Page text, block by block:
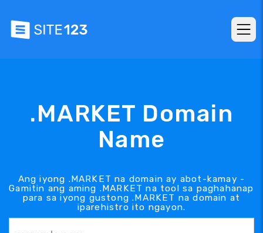
.MARKET Domain
Name
Ang iyong .MARKET na domain ay abot-kamay -
Gamitin ang aming .MARKET na tool sa paghahanap
para sa iyong gustong .MARKET na domain at
iparehistro ito ngayon.